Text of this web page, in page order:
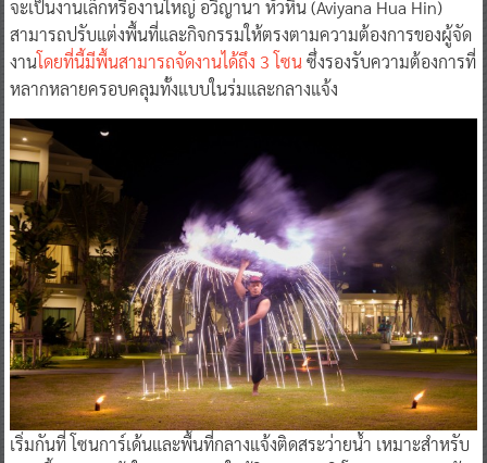
งานโดยที่นี้มีพื้นสามารถจัดงานได้ถึง 3 โซนซึ่งรองรับความต้องการที่
หลากหลายครอบคลุมทั้งแบบในร่มและกลางแจ้ง
เริ่มกันที่ โซนการ์เด้นและพื้นที่กลางแจ้งติดสระว่ายน้ำ เหมาะสำหรับ
งานเลี้ยงกลางแจ้งในบรรยากาศใกล้ชิดธรรมชาติ โดยสามารถรองรับ
แขกได้สูงสุด 400 คน ถัดมาสำหรับพื้นที่การจัดเลี้ยงแบบในร่ม